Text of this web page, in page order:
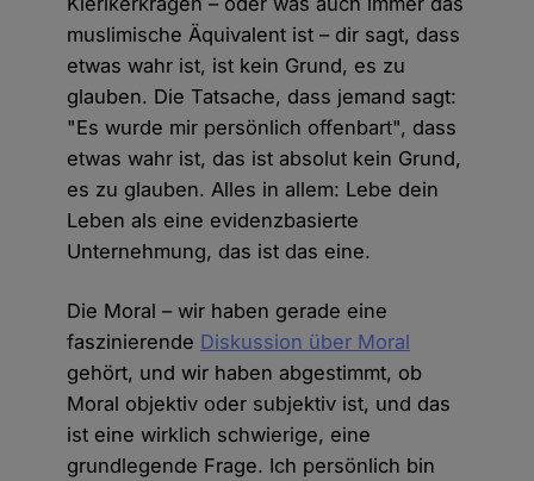
muslimische Äquivalent ist – dir sagt, dass
etwas wahr ist, ist kein Grund, es zu
glauben. Die Tatsache, dass jemand sagt:
"Es wurde mir persönlich offenbart", dass
etwas wahr ist, das ist absolut kein Grund,
es zu glauben. Alles in allem: Lebe dein
Leben als eine evidenzbasierte
Unternehmung, das ist das eine.
Die Moral – wir haben gerade eine
faszinierende Diskussion über Moral
gehört, und wir haben abgestimmt, ob
Moral objektiv oder subjektiv ist, und das
ist eine wirklich schwierige, eine
grundlegende Frage. Ich persönlich bin